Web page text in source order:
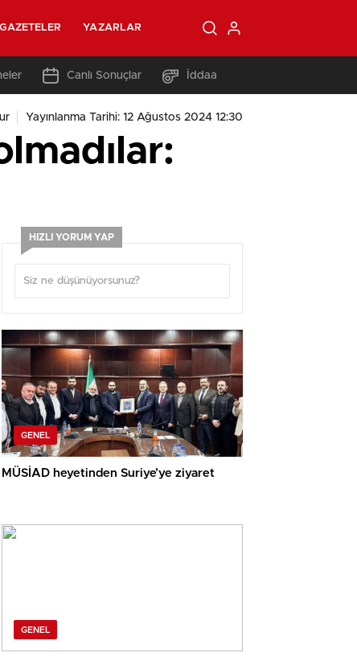
GAZETELER YAZARLAR
Canlı Sonuçlar İddaa
Yayınlanma Tarihi: 12 Ağustos 2024 12:30
HIZLI YORUM YAP
GENEL
MÜSİAD heyetinden Suriye’ye ziyaret
GENEL